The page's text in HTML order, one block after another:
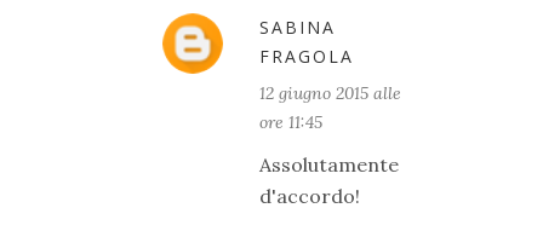
SABINA
FRAGOLA
12 giugno 2015 alle
ore 11:45
Assolutamente
d'accordo!